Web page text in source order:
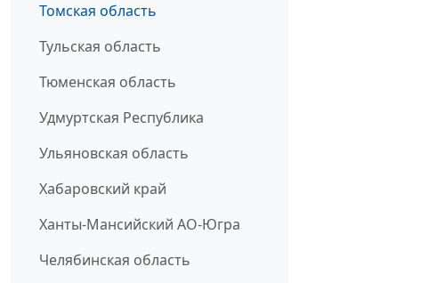
Томская область
Тульская область
Тюменская область
Удмуртская Республика
Ульяновская область
Хабаровский край
Ханты-Мансийский АО-Югра
Челябинская область